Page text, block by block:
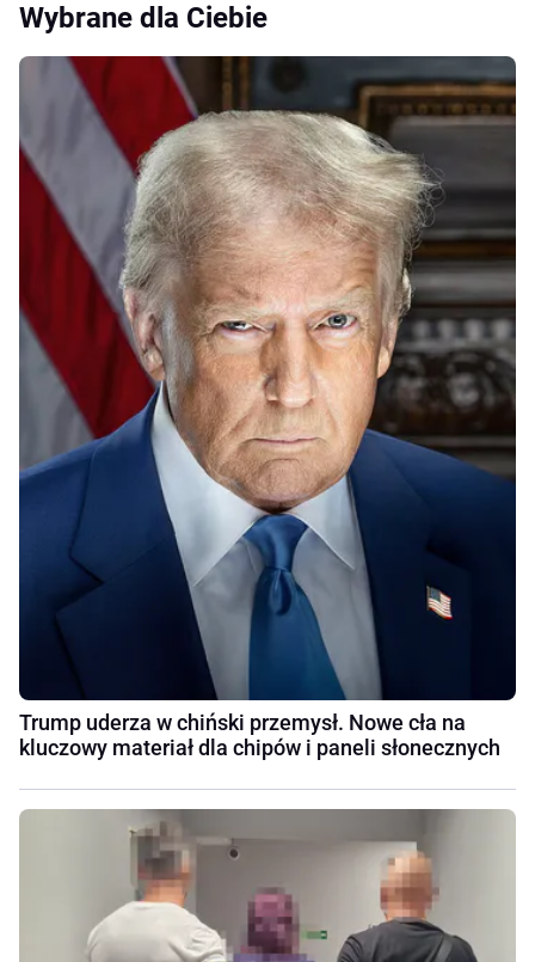
Wybrane dla Ciebie
Trump uderza w chiński przemysł. Nowe cła na
kluczowy materiał dla chipów i paneli słonecznych